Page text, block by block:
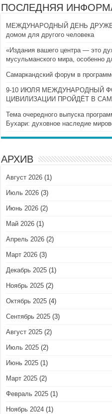
ПОСЛЕДНЯЯ
МЕЖДУНАРОДНЫЙ ДЕНЬ ДРУЖБЫ:
домом для другого человека
«Издания вашего центра — это
мусульманского мира, особенно
Самаркандский форум в
9-10 ИЮЛЯ МЕЖДУНАРОДНЫЙ
ЦИВИЛИЗАЦИИ ПРОЙДЁТ В
Тема очередного выпуска
Бухари: духовное наследие
АРХИВ
Август 2026 (1)
Июль 2026 (3)
Июнь 2026 (2)
Май 2026 (1)
Апрель 2026 (2)
Март 2026 (3)
Декабрь 2025 (1)
Ноябрь 2025 (2)
Октябрь 2025 (4)
Сентябрь 2025 (3)
Август 2025 (2)
Июль 2025 (2)
Июнь 2025 (1)
Март 2025 (2)
Февраль 2025 (1)
Ноябрь 2024 (1)